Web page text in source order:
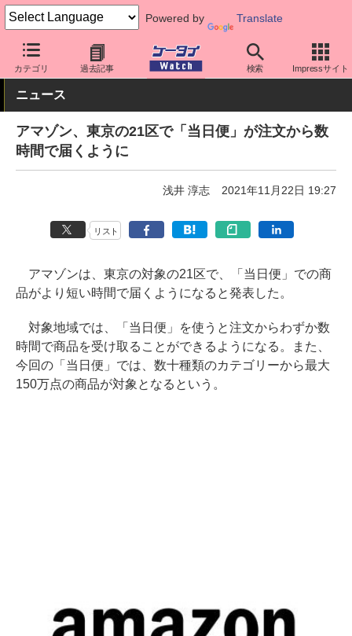
Powered by Translate
カテゴリ 過去記事 検索 Impressサイト
ケータイ Watch アプリ・サービス 決済/金融
ニュース
アマゾン、東京の21区で「当日便」が注文から数
時間で届くように
浅井 淳志 2021年11月22日 19:27
リスト
アマゾンは、東京の対象の21区で、「当日便」での商
品がより短い時間で届くようになると発表した。
対象地域では、「当日便」を使うと注文からわずか数
時間で商品を受け取ることができるようになる。また、
今回の「当日便」では、数十種類のカテゴリーから最大
150万点の商品が対象となるという。